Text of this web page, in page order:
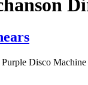
Disco Machine